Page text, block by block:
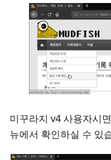
미꾸라지 v4 사용자시
뉴에서 확인하실 수 있